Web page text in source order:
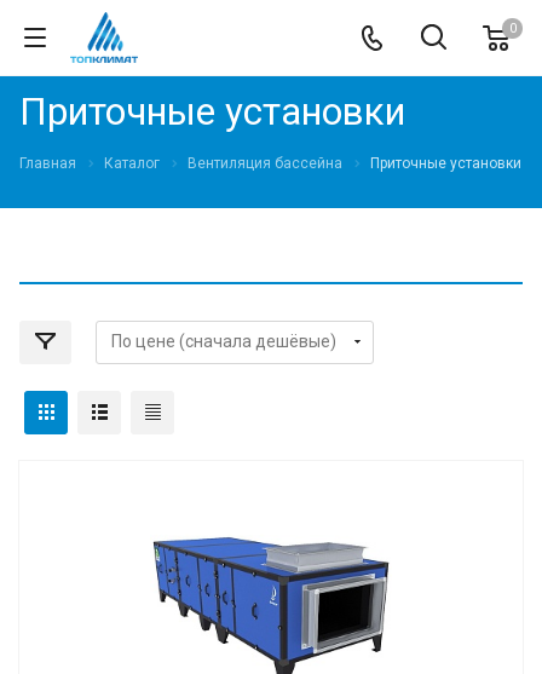
0
Приточные установки
Главная Каталог Вентиляция бассейна Приточные установки